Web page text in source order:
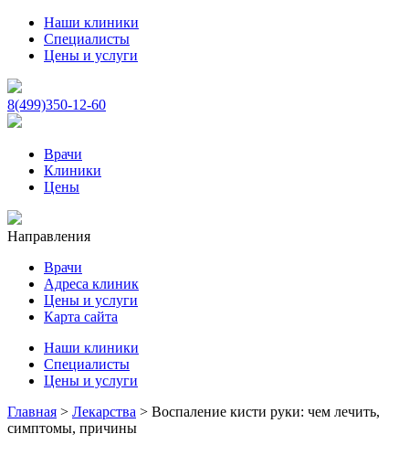
Наши клиники
Специалисты
Цены и услуги
8(499)350-12-60
Врачи
Клиники
Цены
Направления
Врачи
Адреса клиник
Цены и услуги
Карта сайта
Наши клиники
Специалисты
Цены и услуги
Главная > Лекарства > Воспаление кисти руки: чем лечить,
симптомы, причины